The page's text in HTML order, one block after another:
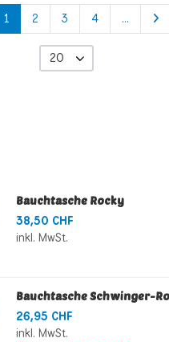
1 2 3 4 ...
20
Bauchtasche Rocky
38,50 CHF
inkl. MwSt.
Bauchtasche Schwinger-
26,95 CHF
inkl. MwSt.